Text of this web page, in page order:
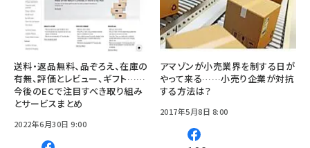
送料・返品無料、品ぞろえ、在庫の
有無、評価とレビュー、ギフト……
今後のECで注目すべき取り組み
とサービスまとめ
2022年6月30日 9:00
アマゾンが小売業界を制する日が
やって来る……小売り企業が対抗
する方法は？
2017年5月8日 8:00